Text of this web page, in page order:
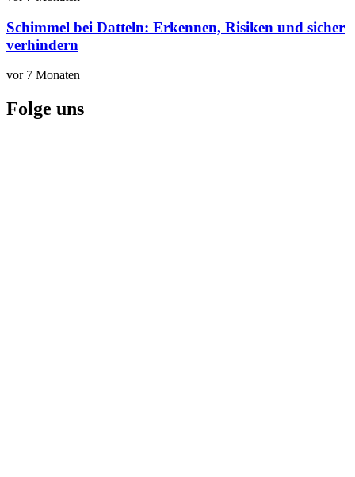
Schimmel bei Datteln: Erkennen, Risiken und sicher
verhindern
vor 7 Monaten
Folge uns